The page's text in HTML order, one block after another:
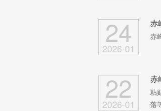
24
2026-01
赤
赤
22
2026-01
赤
粘
落